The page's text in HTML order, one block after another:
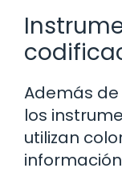
Además de
los
utilizan